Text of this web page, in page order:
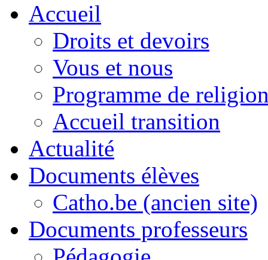
Accueil
Droits et devoirs
Vous et nous
Programme de
Accueil transition
Actualité
Documents élèves
Catho.be (ancien site)
Documents professeurs